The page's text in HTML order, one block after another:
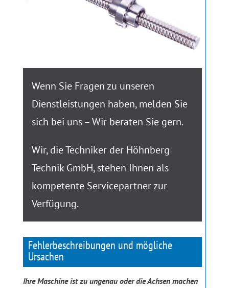
Wenn Sie Fragen zu unseren
Dienstleistungen haben, melden Sie
sich bei uns – Wir beraten Sie gern.
Wir, die Techniker der Höhnberg
Technik GmbH, stehen Ihnen als
kompetente Servicepartner zur
Verfügung.
Fehlerbeschreibungen und mögliche
Ursachen
Ihre Maschine ist zu ungenau oder die Achsen machen